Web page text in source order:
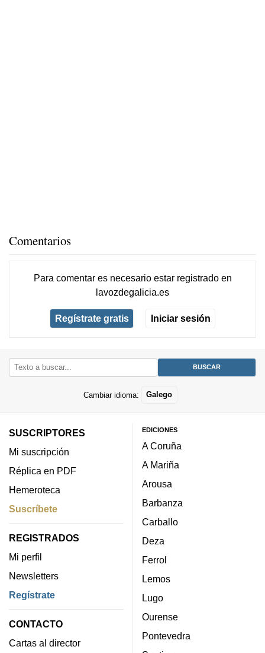
Comentarios
Para comentar es necesario estar registradoen
lavozdegalicia.es
Regístrate gratis Iniciar sesión
Cambiar idioma: Galego
SUSCRIPTORES
Mi suscripción
Réplica en PDF
Hemeroteca
Suscríbete
REGISTRADOS
Mi perfil
Newsletters
Regístrate
CONTACTO
Cartas al director
EDICIONES
A Coruña
A Mariña
Arousa
Barbanza
Carballo
Deza
Ferrol
Lemos
Lugo
Ourense
Pontevedra